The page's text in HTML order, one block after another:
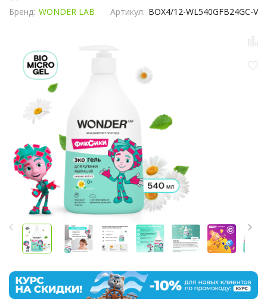
Бренд: WONDER LAB Артикул: BOX4/12-WL540GFB24GC-V